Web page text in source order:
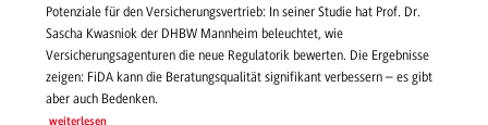
Potenziale für den Versicherungsvertrieb: In seiner Studie hat Prof. Dr.
Sascha Kwasniok der DHBW Mannheim beleuchtet, wie
Versicherungsagenturen die neue Regulatorik bewerten. Die Ergebnisse
zeigen: FiDA kann die Beratungsqualität signifikant verbessern – es gibt
aber auch Bedenken.
weiterlesen